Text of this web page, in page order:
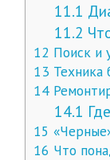
11.1
11.2
12 Поиск и
13 Техника
14
14.1
15
16 Что